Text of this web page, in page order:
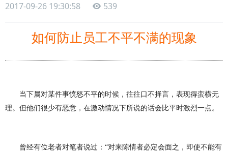
2017-09-26 19:30:58 539
如何防止员工不平不满的现象
当下属对某件事愤怒不平的时候，往往口不择言，表现得蛮横无
理。但他们很少有恶意，在激动情况下所说的话会比平时激烈一点。
曾经有位老者对笔者说过：“对来陈情者必定会面之，即使不能有